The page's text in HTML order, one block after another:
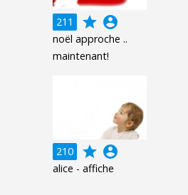
211 grade account_circle
noël approche ..
maintenant!
210 grade account_circle
alice - affiche